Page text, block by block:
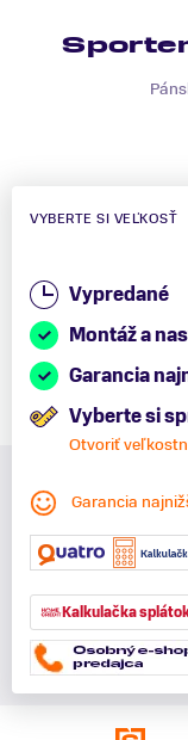
VYBERTE SI VEĽKOSŤ
Vypredané
Montáž a
Garancia
Vyberte si
Otvoriť
Garancia
Kalkulačka